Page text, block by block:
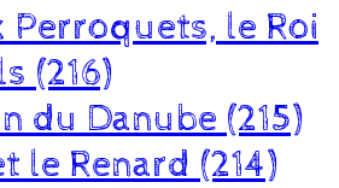
Perroquets, le Roi
(216)
du Danube (215)
le Renard (214)